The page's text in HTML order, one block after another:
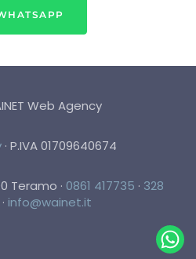
Web Agency
· P.IVA 01709640674
Teramo · 0861 417735 · 328
· info@wainet.it